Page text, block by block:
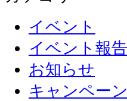
イベント
イベント報告
お知らせ
キャンペーン